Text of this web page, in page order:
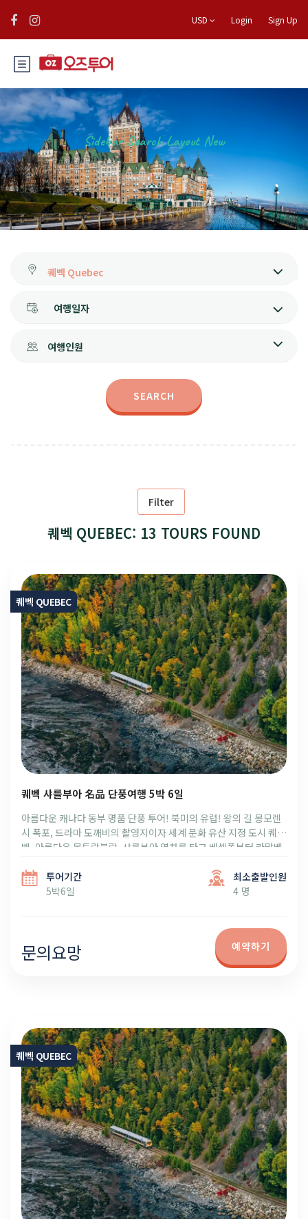
USD Login Sign Up
Sidebar Search Layout New
여행일자
여행인원
SEARCH
Filter
퀘벡 QUEBEC: 13 TOURS FOUND
퀘벡 QUEBEC
퀘벡 샤를부아 名品 단풍여행 5박 6일
아름다운 캐나다 동부 명품 단풍 투어! 북미의 유럽! 왕의 길 몽모렌
시 폭포, 드라마 도깨비의 촬영지이자 세계 문화 유산 지정 도시 퀘
벡, 아름다운 몽트랑블랑, 샤를부아 열차를 타고 베셍폴부터 라말베
로 마무리하는 2026 캐나다 동부 명품 단풍 여행!
문의요망 예약하기
투어기간
5박6일
최소출발인원
4 명
퀘벡 QUEBEC